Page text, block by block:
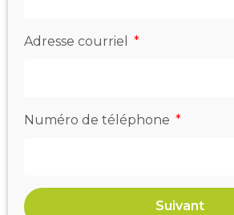
Adresse courriel
Numéro de téléphone
Suivant